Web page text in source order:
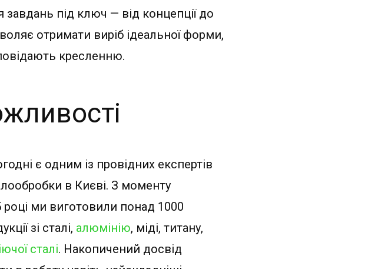
під ключ — від концепції до
отримати виріб ідеальної форми,
кресленню.
є одним із провідних експертів
в Києві. З моменту
році ми виготовили понад 1000
зі сталі, алюмінію, міді, титану,
сталі. Накопичений досвід